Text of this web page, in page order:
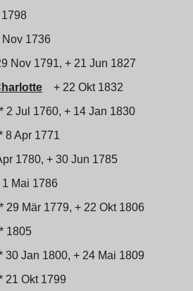
Nov 1736
Nov 1791, + 21 Jun 1827
+ 22 Okt 1832
* 2 Jul 1760, + 14 Jan 1830
8 Apr 1771
1780, + 30 Jun 1785
1 Mai 1786
* 29 Mär 1779, + 22 Okt 1806
* 1805
30 Jan 1800, + 24 Mai 1809
21 Okt 1799